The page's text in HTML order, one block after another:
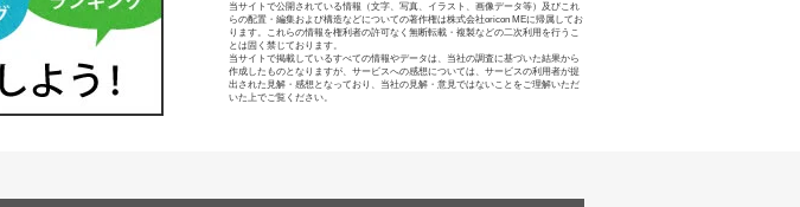
当サイトで公開されている情報（文字、写真、イラスト、画像データ等）及びこれ
らの配置・編集および構造などについての著作権は株式会社oricon MEに帰属してお
ります。これらの情報を権利者の許可なく無断転載・複製などの二次利用を行うこ
とは固く禁じております。
当サイトで掲載しているすべての情報やデータは、当社の調査に基づいた結果から
作成したものとなりますが、サービスへの感想については、サービスの利用者が提
出された見解・感想となっており、当社の見解・意見ではないことをご理解いただ
いた上でご覧ください。